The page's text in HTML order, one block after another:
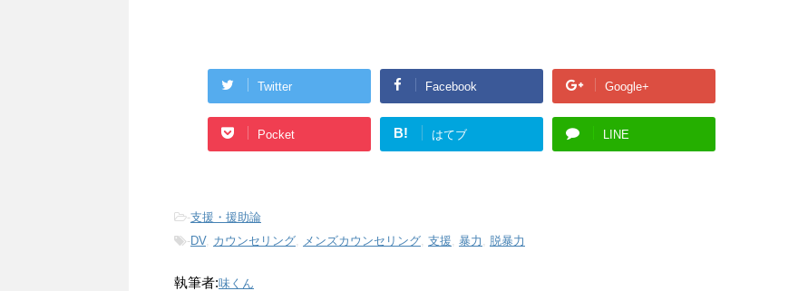
Twitter Facebook Google+
Pocket B! はてブ LINE
-支援・援助論
-DV, カウンセリング, メンズカウンセリング, 支援, 暴力 , 脱暴力
執筆者:味くん